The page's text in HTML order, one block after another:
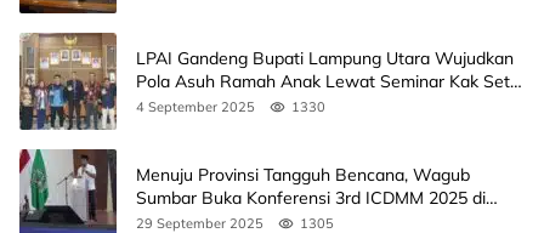
LPAI Gandeng Bupati Lampung Utara Wujudkan
Pola Asuh Ramah Anak Lewat Seminar Kak Seto,
Ini Jadwalnya
4 September 2025 1330
Menuju Provinsi Tangguh Bencana, Wagub
Sumbar Buka Konferensi 3rd ICDMM 2025 di
Unand
29 September 2025 1305